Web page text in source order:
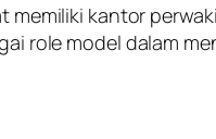
memiliki kantor
role model dalam